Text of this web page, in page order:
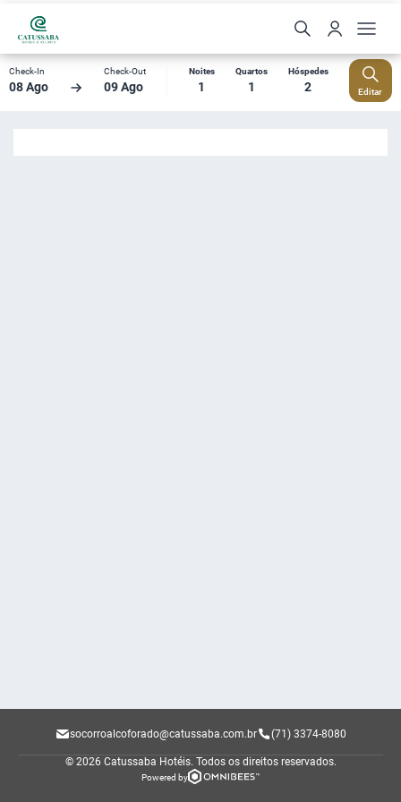
Check-In
08 Ago
Check-Out
09 Ago
Noites
1
Quartos
1
Hóspedes
2 Editar
socorroalcoforado@catussaba.com.br (71) 3374-8080
© 2026 Catussaba Hotéis. Todos os direitos reservados.
Powered by